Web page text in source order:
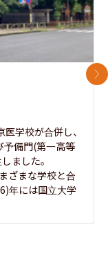
学校が合併し、
予備門(第一高等
ました。
ざまな学校と合
年には国立大学
次